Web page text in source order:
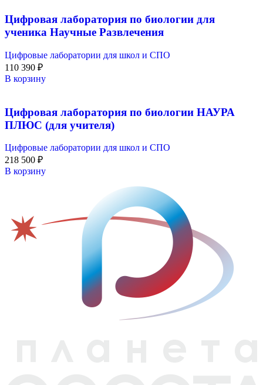
Цифровая лаборатория по биологии для
ученика Научные Развлечения
Цифровые лаборатории для школ и СПО
110 390 ₽
В корзину
Цифровая лаборатория по биологии НАУРА
ПЛЮС (для учителя)
Цифровые лаборатории для школ и СПО
218 500 ₽
В корзину